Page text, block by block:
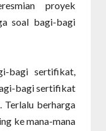
proyek
soal bagi-bagi
bagi sertifikat,
bagi sertifikat
Terlalu berharga
ke mana-mana